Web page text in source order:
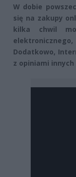
W dobie
się na zakupy
kilka chwil
Dodatkowo,
z opiniami